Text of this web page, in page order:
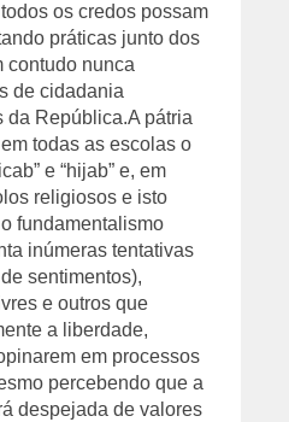
os credos possam
práticas junto dos
contudo nunca
de cidadania
da República.A pátria
todas as escolas o
e “hijab” e, em
religiosos e isto
fundamentalismo
inúmeras tentativas
sentimentos),
e outros que
a liberdade,
em processos
percebendo que a
despejada de valores